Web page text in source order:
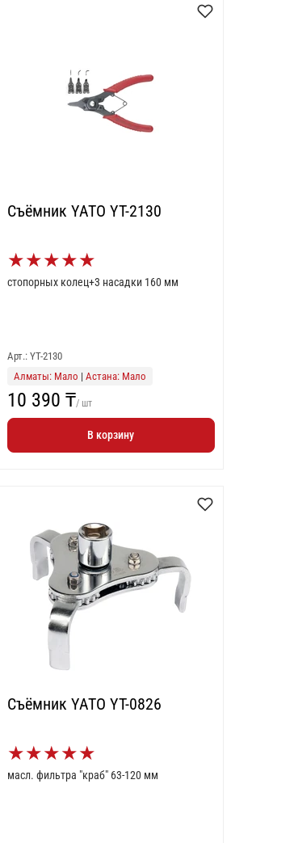
Съёмник YATO YT-2130
★★★★★
стопорных колец+3 насадки 160 мм
Арт.: YT-2130
Алматы: Мало | Астана: Мало
10 390 ₸/ шт
В корзину
Съёмник YATO YT-0826
★★★★★
масл. фильтра "краб" 63-120 мм